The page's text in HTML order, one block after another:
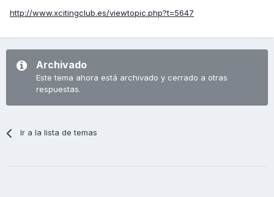
http://www.xcitingclub.es/viewtopic.php?t=5647
Archivado
Este tema ahora está archivado y cerrado a otras
respuestas.
Ir a la lista de temas